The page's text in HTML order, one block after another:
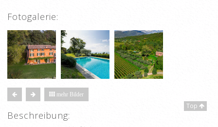
Fotogalerie:
mehr Bilder
Top
Beschreibung: